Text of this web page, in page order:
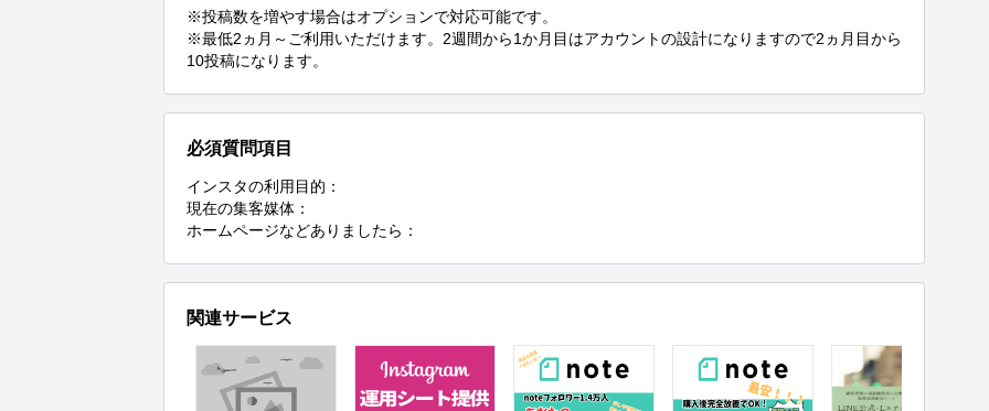
※投稿数を増やす場合はオプションで対応可能です。
※最低2ヵ月～ご利用いただけます。2週間から1か月目はアカウントの設計になりますので2ヵ月目から
10投稿になります。
必須質問項目
インスタの利用目的：
現在の集客媒体：
ホームページなどありましたら：
関連サービス